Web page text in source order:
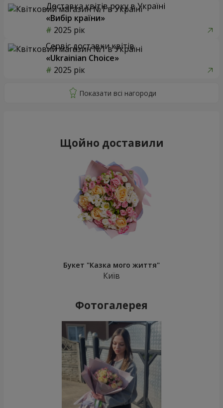
Доставка квітів року в Україні
«Вибір країни»
2025 рік
Сервіс доставки квітів
«Ukrainian Choice»
2025 рік
Щойно доставили
Букет "Казка мого життя"
Київ
Фотогалерея